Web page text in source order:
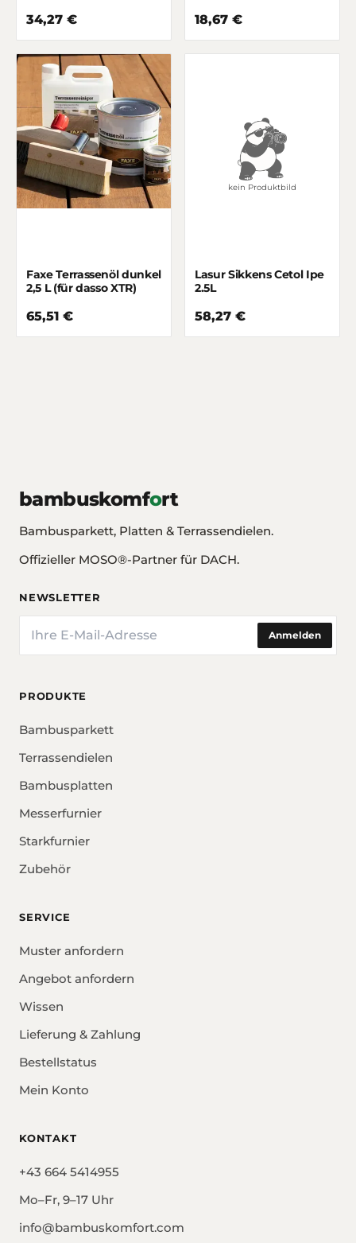
34,27 € 18,67 €
Faxe Terrassenöl dunkel
2,5 L (für dasso XTR)
65,51 €
kein Produktbild
Lasur Sikkens Cetol Ipe
2.5L
58,27 €
bambuskomfort
Bambusparkett, Platten & Terrassendielen.
Offizieller MOSO®-Partner für DACH.
NEWSLETTER
Anmelden
PRODUKTE
Bambusparkett
Terrassendielen
Bambusplatten
Messerfurnier
Starkfurnier
Zubehör
SERVICE
Muster anfordern
Angebot anfordern
Wissen
Lieferung & Zahlung
Bestellstatus
Mein Konto
KONTAKT
+43 664 5414955
Mo–Fr, 9–17 Uhr
info@bambuskomfort.com